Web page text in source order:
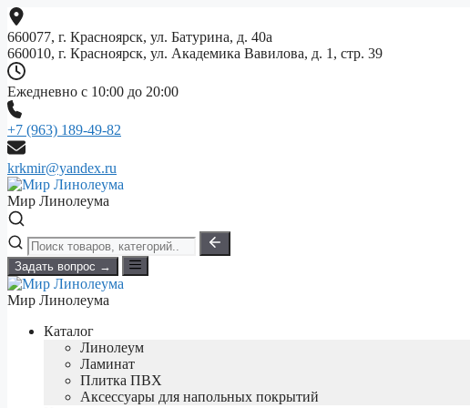
Перейти
к
содержимому
660077, г. Красноярск, ул. Батурина, д. 40а
660010, г. Красноярск, ул. Академика Вавилова, д. 1, стр. 39
Ежедневно с 10:00 до 20:00
+7 (963) 189-49-82
krkmir@yandex.ru
Мир Линолеума
Задать вопрос →
Мир Линолеума
Каталог
Линолеум
Ламинат
Плитка ПВХ
Аксессуары для напольных покрытий